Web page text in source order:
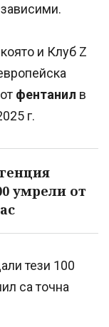
и Клуб Z
фентанил в
г.
умрели от
тези 100
са точна